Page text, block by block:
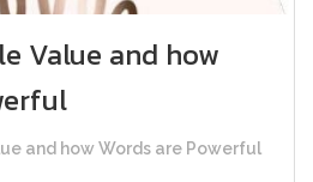
Value and how
and how Words are Powerful